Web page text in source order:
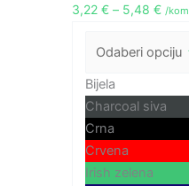
3,22 € – 5,48 € /kom
Bijela
Charcoal siva
Crna
Crvena
Irish zelena